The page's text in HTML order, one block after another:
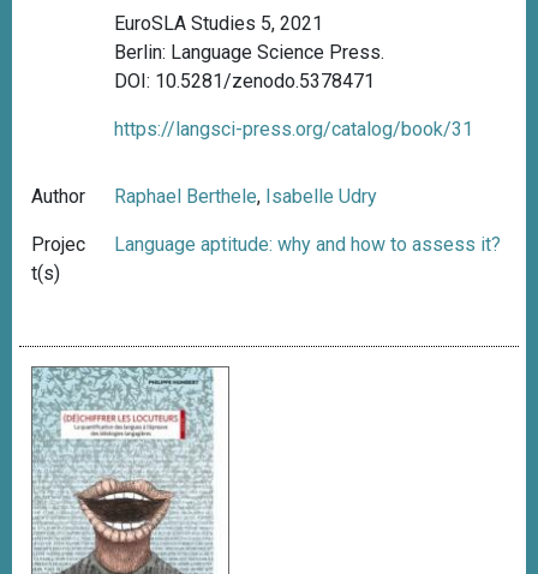
EuroSLA Studies 5, 2021
Berlin: Language Science Press.
DOI: 10.5281/zenodo.5378471
https://langsci-press.org/catalog/book/31
Author Raphael Berthele, Isabelle Udry
Projec
t(s)
Language aptitude: why and how to assess it?